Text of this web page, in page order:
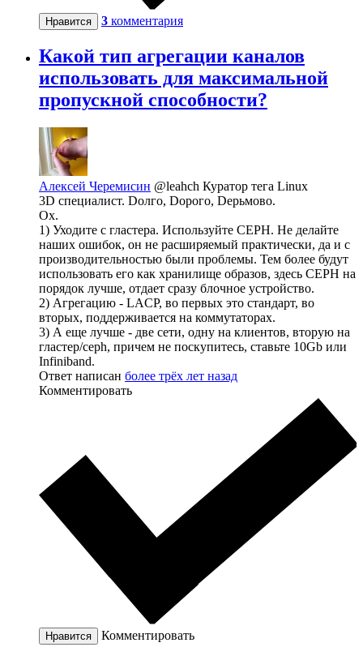
Нравится 3 комментария
Какой тип агрегации каналов
использовать для максимальной
пропускной способности?
Алексей Черемисин @leahch Куратор тега Linux
3D специалист. Dолго, Dорого, Dерьмово.
Ох.
1) Уходите с гластера. Используйте CEPH. Не делайте
наших ошибок, он не расширяемый практически, да и с
производительностью были проблемы. Тем более будут
использовать его как хранилище образов, здесь CEPH на
порядок лучше, отдает сразу блочное устройство.
2) Агрегацию - LACP, во первых это стандарт, во
вторых, поддерживается на коммутаторах.
3) А еще лучше - две сети, одну на клиентов, вторую на
гластер/ceph, причем не поскупитесь, ставьте 10Gb или
Infiniband.
Ответ написан более трёх лет назад
Комментировать
Нравится Комментировать